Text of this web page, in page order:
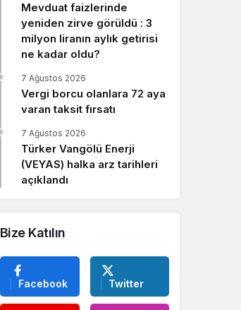
Mevduat faizlerinde
yeniden zirve görüldü : 3
milyon liranın aylık getirisi
ne kadar oldu?
Vergi borcu olanlara 72 aya
varan taksit fırsatı
7 Ağustos 2026
Türker Vangölü Enerji
(VEYAS) halka arz tarihleri
açıklandı
7 Ağustos 2026
Bize Katılın
Facebook Twitter